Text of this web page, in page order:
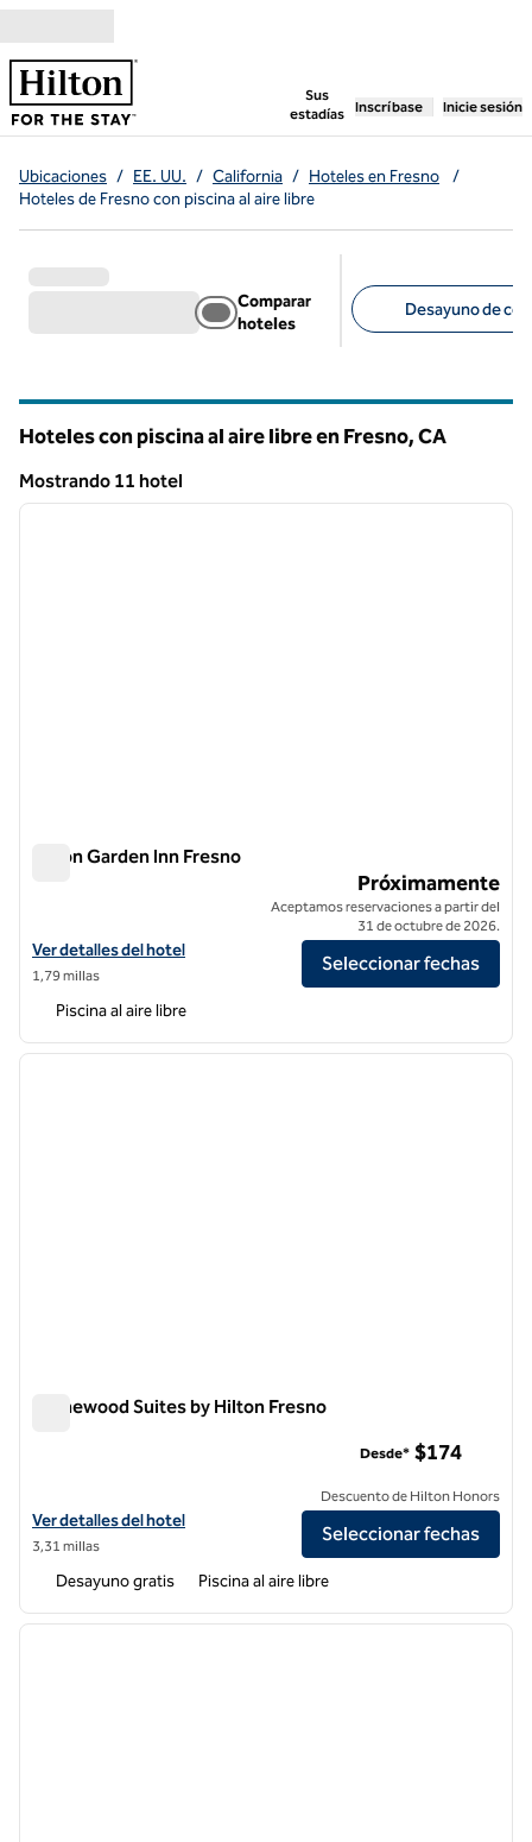
Sus
estadías
, abre una pestaña
Inscríbase Inicie sesión
Ubicaciones / EE. UU. / California / Hoteles en Fresno
/
Hoteles de Fresno con piscina al aire libre
Comparar
hoteles
Desayuno de
Hoteles con piscina al aire libre en Fresno,CA
Mostrando 11 hotel
Mostrando 11 hotel
1 de 8
Hilton Garden Inn Fresno
Ver detalles del hotel Hilton Garden Inn Fresno
Ver detalles del hotel
1,79 millas
Próximamente
Aceptamos reservaciones a partir del
31 de octubre de 2026.
Seleccionar fechas
Piscina al aire libre
1 de 12
Homewood Suites by Hilton Fresno
Ver detalles del hotel Homewood Suites by Hilton Fresno
Ver detalles del hotel
3,31 millas
Desde* $174
Descuento de Hilton Honors
Seleccionar fechas
Desayuno gratis Piscina al aire libre
1 de 12